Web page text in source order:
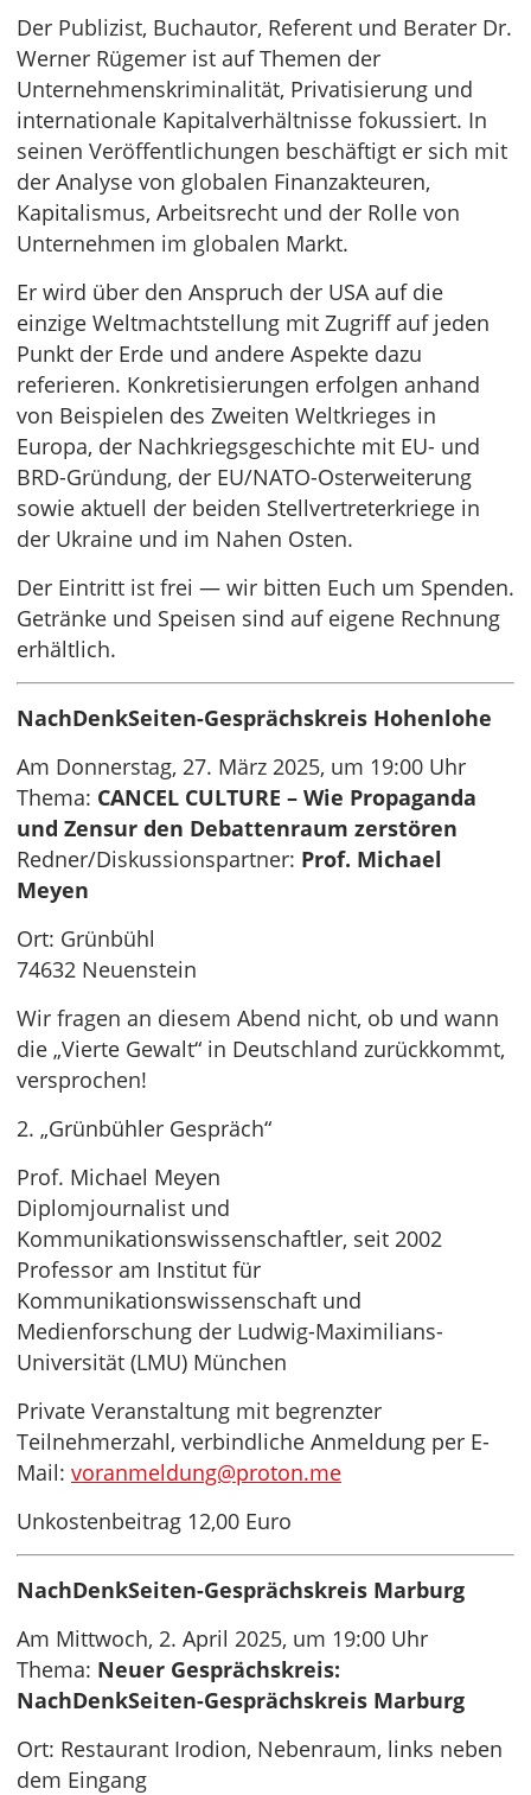
Der Publizist, Buchautor, Referent und Berater Dr.
Werner Rügemer ist auf Themen der
Unternehmenskriminalität, Privatisierung und
internationale Kapitalverhältnisse fokussiert. In
seinen Veröffentlichungen beschäftigt er sich mit
der Analyse von globalen Finanzakteuren,
Kapitalismus, Arbeitsrecht und der Rolle von
Unternehmen im globalen Markt.
Er wird über den Anspruch der USA auf die
einzige Weltmachtstellung mit Zugriff auf jeden
Punkt der Erde und andere Aspekte dazu
referieren. Konkretisierungen erfolgen anhand
von Beispielen des Zweiten Weltkrieges in
Europa, der Nachkriegsgeschichte mit EU- und
BRD-Gründung, der EU/NATO-Osterweiterung
sowie aktuell der beiden Stellvertreterkriege in
der Ukraine und im Nahen Osten.
Der Eintritt ist frei — wir bitten Euch um Spenden.
Getränke und Speisen sind auf eigene Rechnung
erhältlich.
NachDenkSeiten-Gesprächskreis Hohenlohe
Am Donnerstag, 27. März 2025, um 19:00 Uhr
Thema: CANCEL CULTURE – Wie Propaganda
und Zensur den Debattenraum zerstören
Redner/Diskussionspartner: Prof. Michael
Meyen
Ort: Grünbühl
74632 Neuenstein
Wir fragen an diesem Abend nicht, ob und wann
die „Vierte Gewalt“ in Deutschland zurückkommt,
versprochen!
2. „Grünbühler Gespräch“
Prof. Michael Meyen
Diplomjournalist und
Kommunikationswissenschaftler, seit 2002
Professor am Institut für
Kommunikationswissenschaft und
Medienforschung der Ludwig-Maximilians-
Universität (LMU) München
Private Veranstaltung mit begrenzter
Teilnehmerzahl, verbindliche Anmeldung per E-
Mail: voranmeldung@proton.me
Unkostenbeitrag 12,00 Euro
NachDenkSeiten-Gesprächskreis Marburg
Am Mittwoch, 2. April 2025, um 19:00 Uhr
Thema: Neuer Gesprächskreis:
NachDenkSeiten-Gesprächskreis Marburg
Ort: Restaurant Irodion, Nebenraum, links neben
dem Eingang